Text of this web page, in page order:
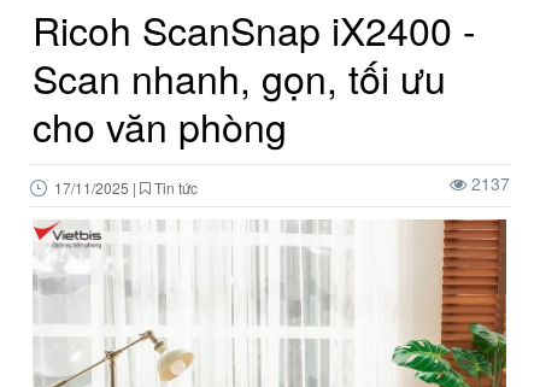
Ricoh ScanSnap iX2400 -
Scan nhanh, gọn, tối ưu
cho văn phòng
17/11/2025 | Tin tức 2137